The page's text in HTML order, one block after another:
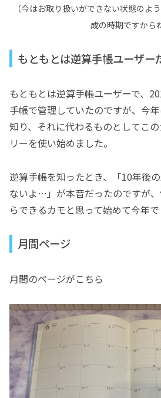
（今はお取り扱いができない状態のよ
成の時期ですから
もともとは逆算手帳ユーザー
もともとは逆算手帳ユーザーで、
手帳で管理していたのですが、今
知り、それに代わるものとしてこ
リーを使い始めました。
逆算手帳を知ったとき、「10年後
ないよ…」が本音だったのですが
らできるカモと思って始めて今年で
月間ページ
月間のページがこちら